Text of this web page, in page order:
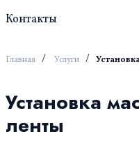
Контакты
Главная / Услуги /
Установка
ленты